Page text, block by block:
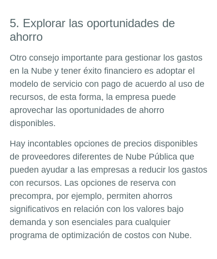
5. Explorar las oportunidades de
ahorro
Otro consejo importante para gestionar los gastos
en la Nube y tener éxito financiero es adoptar el
modelo de servicio con pago de acuerdo al uso de
recursos, de esta forma, la empresa puede
aprovechar las oportunidades de ahorro
disponibles.
Hay incontables opciones de precios disponibles
de proveedores diferentes de Nube Pública que
pueden ayudar a las empresas a reducir los gastos
con recursos. Las opciones de reserva con
precompra, por ejemplo, permiten ahorros
significativos en relación con los valores bajo
demanda y son esenciales para cualquier
programa de optimización de costos con Nube.